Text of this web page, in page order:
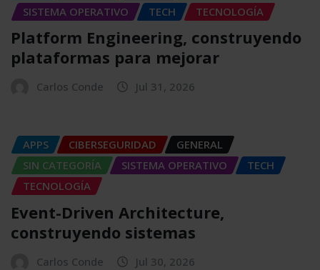
SISTEMA OPERATIVO
TECH TECNOLOGÍA
Platform Engineering, construyendo
plataformas para mejorar
Carlos Conde Jul 31, 2026
APPS CIBERSEGURIDAD
GENERAL
SIN CATEGORÍA
SISTEMA OPERATIVO
TECH
TECNOLOGÍA
Event-Driven Architecture,
construyendo sistemas
Carlos Conde Jul 30, 2026